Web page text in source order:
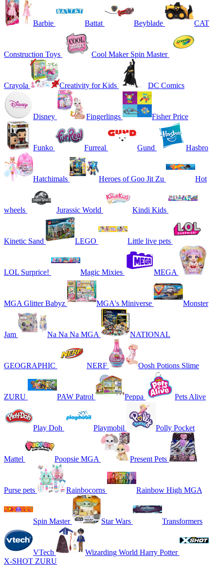
Barbie Battat Beyblade CAT
Construction Toys Cool Maker Spin Master
Crayola Creativity for Kids DC Comics
Disney Fingerlings Fisher Price
Funko Furreal Gund Hasbro
Hatchimals Heroes of Goo Jit Zu Hot
wheels Jurassic World Kindi Kids
Kinetic Sand LEGO Little live pets
LOL Surprice! Magic Mixies MEGA
MGA Glitter Babyz MGA's Miniverse Monster
Jam Na Na Na MGA NATIONAL
GEOGRAPHIC NERF Oosh Potions Slime
ZURU PAW Patrol Peppa Pets Alive
Play Doh Playmobil Polly Pocket
Mattel Poopsie MGA Present Pets
Purse pets Rainbocorns Rainbow High MGA
Spin Master Star Wars Transformers
VTech
Wizarding World Harry Potter
X-SHOT ZURU